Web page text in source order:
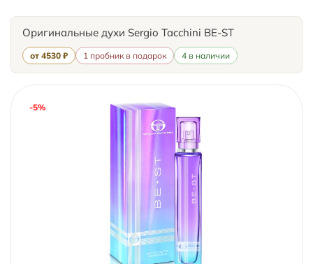
Оригинальные духи Sergio Tacchini BE-ST
от 4530 ₽ 1 пробник в подарок 4 в наличии
-5%